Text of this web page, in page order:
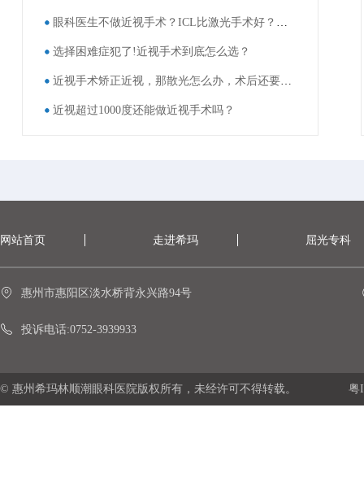
眼科医生不做近视手术？ICL比激光手术好？这些近视手术谣言，别再信了！
选择困难症犯了!近视手术到底怎么选？
近视手术矫正近视，那散光怎么办，术后还要戴眼镜吗？
近视超过1000度还能做近视手术吗？
网站首页 走进希玛 屈光专科
惠州市惠阳区淡水桥背永兴路94号
投诉电话:0752-3939933
© 惠州希玛林顺潮眼科医院版权所有，未经许可不得转载。 粤